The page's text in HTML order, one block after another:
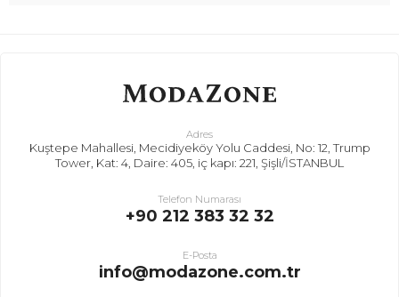
Adres
Kuştepe Mahallesi, Mecidiyeköy Yolu Caddesi, No: 12, Trump
Tower, Kat: 4, Daire: 405, iç kapı: 221, Şişli/İSTANBUL
Telefon Numarası
+90 212 383 32 32
E-Posta
info@modazone.com.tr